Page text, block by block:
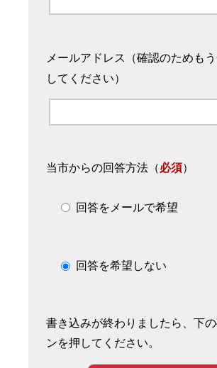
メールアドレス（確認のためも
してください）
当市からの回答方法 （必須）
回答をメールで希望
回答を希望しない
書き込みが終わりましたら、下
ンを押してください。